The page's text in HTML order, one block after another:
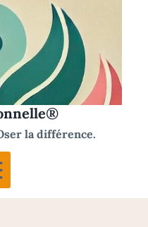
la différence.